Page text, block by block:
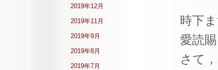
時下
愛読
さて
2019年12月
2019年11月
2019年9月
2019年8月
2019年7月